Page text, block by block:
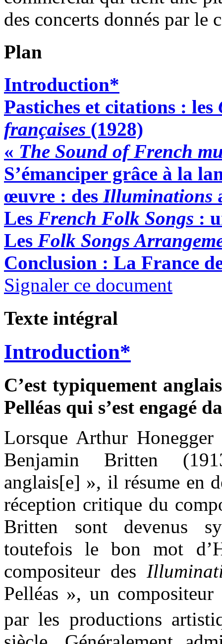
des concerts donnés par le
Plan
Introduction*
Pastiches et citations : les
françaises (1928)
« The Sound of French
S’émanciper grâce à la
œuvre : des Illuminations
Les French Folk Songs :
Les Folk Songs
Conclusion : La France
Signaler ce document
Texte intégral
Introduction*
C’est typiquement
Pelléas qui s’est engagé
Lorsque Arthur
Benjamin Britten
anglais[e] », il résume en
réception critique du
Britten sont devenus
toutefois le bon mot
compositeur des
Pelléas », un
par les productions